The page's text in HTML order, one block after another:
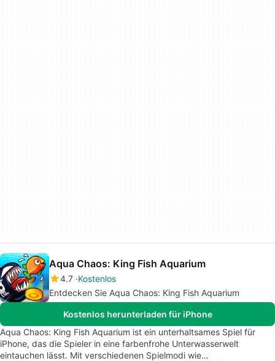
Aqua Chaos: King Fish Aquarium
4.7 Kostenlos
Entdecken Sie Aqua Chaos: King Fish Aquarium
Kostenlos herunterladen für iPhone
Aqua Chaos: King Fish Aquarium ist ein unterhaltsames Spiel für
iPhone, das die Spieler in eine farbenfrohe Unterwasserwelt
eintauchen lässt. Mit verschiedenen Spielmodi wie…